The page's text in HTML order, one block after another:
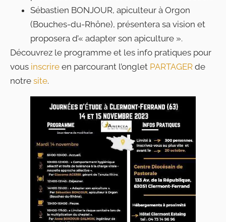
Sébastien BONJOUR, apiculteur à Orgon
(Bouches-du-Rhône), présentera sa vision et
proposera d’« adapter son apiculture ».
Découvrez le programme et les info pratiques pour
vous inscrire en parcourant l’onglet PARTAGER de
notre site.